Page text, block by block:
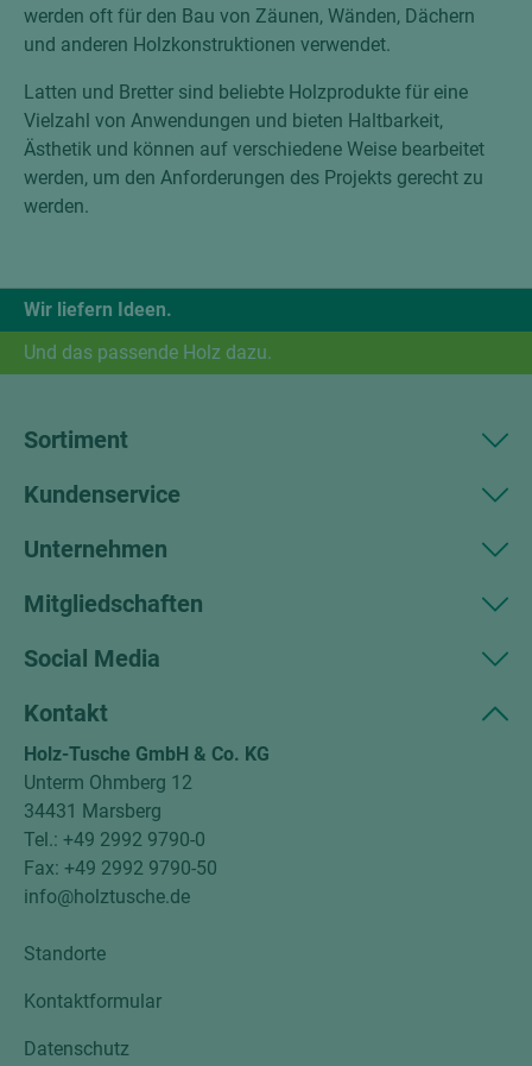
werden oft für den Bau von Zäunen, Wänden, Dächern
und anderen Holzkonstruktionen verwendet.
Latten und Bretter sind beliebte Holzprodukte für eine
Vielzahl von Anwendungen und bieten Haltbarkeit,
Ästhetik und können auf verschiedene Weise bearbeitet
werden, um den Anforderungen des Projekts gerecht zu
werden.
Wir liefern Ideen.
Und das passende Holz dazu.
Sortiment
Kundenservice
Unternehmen
Mitgliedschaften
Social Media
Kontakt
Holz-Tusche GmbH & Co. KG
Unterm Ohmberg 12
34431 Marsberg
Tel.: +49 2992 9790-0
Fax: +49 2992 9790-50
info@holztusche.de
Standorte
Kontaktformular
Datenschutz